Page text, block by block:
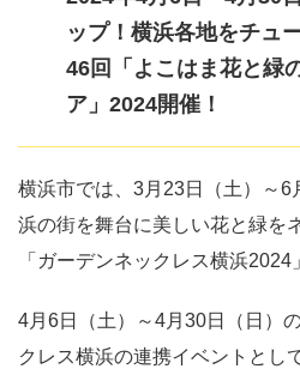
ップ！横浜各地をチュ
46回「よこはま花と緑
ア」2024開催！
横浜市では、3月23日（土）～6
浜の街を舞台に美しい花と緑を
「ガーデンネックレス横浜2024
4月6日（土）～4月30日（日）
クレス横浜の連携イベントとし